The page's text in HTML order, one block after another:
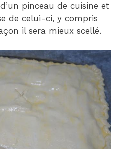
pinceau de cuisine et
de celui-ci, y compris
il sera mieux scellé.